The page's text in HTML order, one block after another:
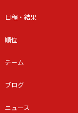
日程・結果
順位
チーム
ブログ
ニュース